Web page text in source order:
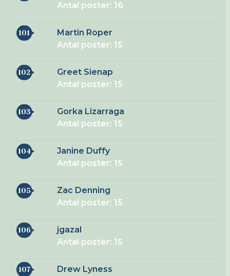
Antal poster: 16
101
Martin Roper
Antal poster: 15
102
Greet Sienap
Antal poster: 15
103
Gorka Lizarraga
Antal poster: 15
104
Janine Duffy
Antal poster: 15
105
Zac Denning
Antal poster: 15
106
jgazal
Antal poster: 15
107
Drew Lyness